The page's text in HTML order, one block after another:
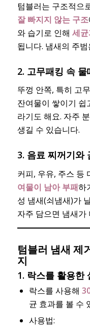
텀블러는 구조적으
잘 빠지지 않는 구조
와 습기로 인해 세
됩니다. 냄새의 주
2. 고무패킹 속 물
뚜껑 안쪽, 특히 고
잔여물이 쌓이기 쉽
라기도 해요. 자주
생길 수 있습니다.
3. 음료 찌꺼기와
커피, 우유, 주스 등
여물이 남아 부패하
성 냄새(쇠냄새)가
자주 담으면 냄새가
텀블러 냄새 제
지
1. 락스를 활용한
락스를 사용해
균 효과를 볼 수
사용법: